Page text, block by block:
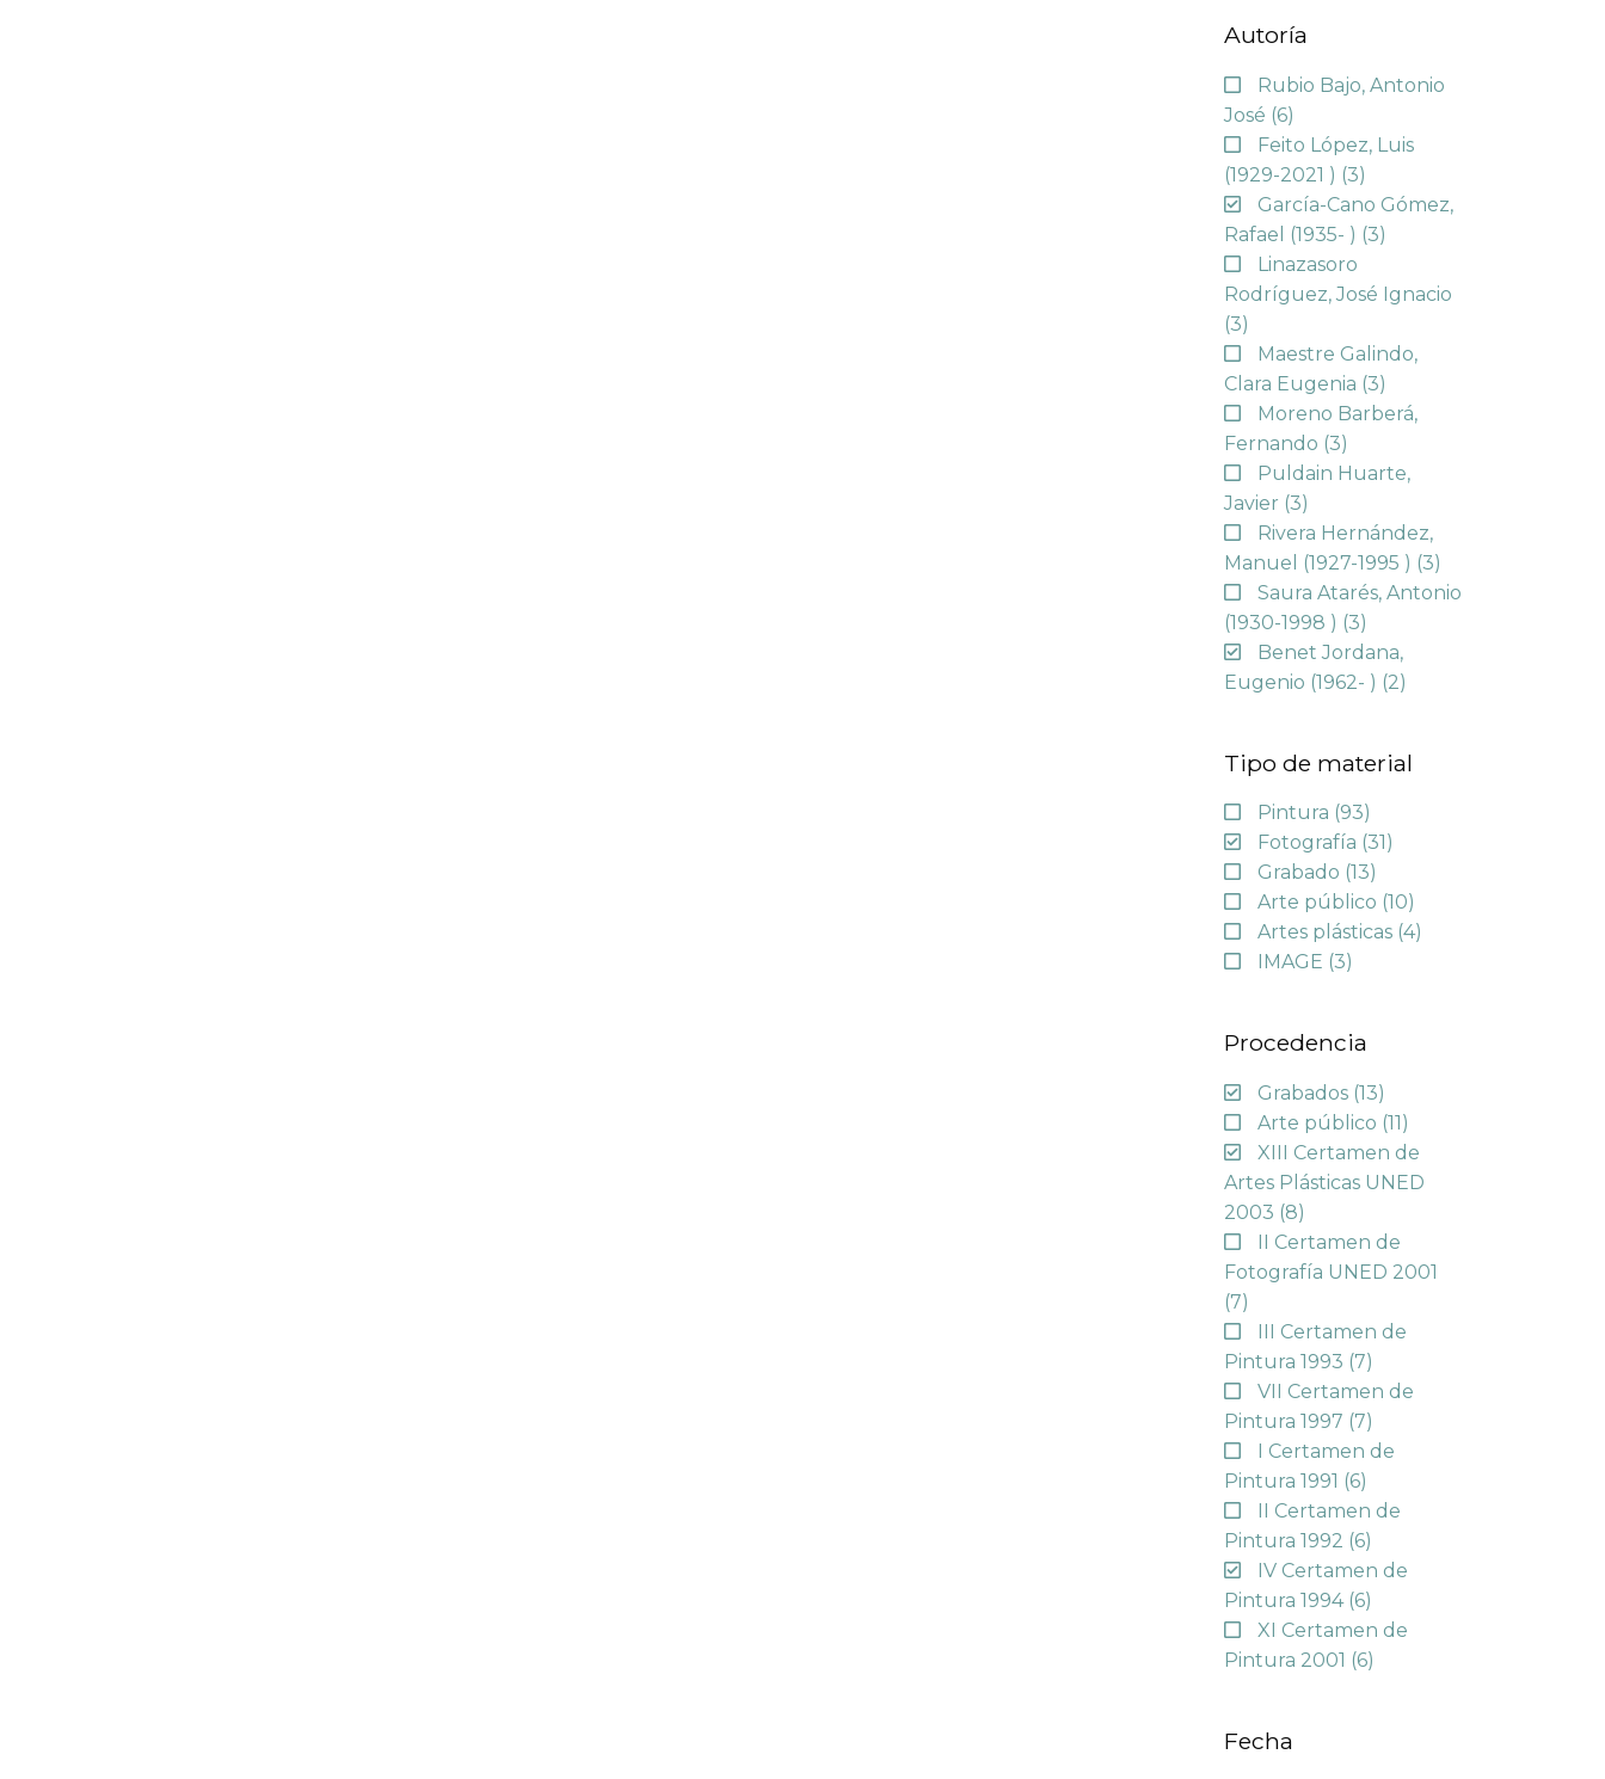
Autoría
Rubio Bajo, Antonio
José (6)
Feito López, Luis
(1929-2021 ) (3)
García-Cano Gómez,
Rafael (1935- ) (3)
Linazasoro
Rodríguez, José Ignacio
(3)
Maestre Galindo,
Clara Eugenia (3)
Moreno Barberá,
Fernando (3)
Puldain Huarte,
Javier (3)
Rivera Hernández,
Manuel (1927-1995 ) (3)
Saura Atarés, Antonio
(1930-1998 ) (3)
Benet Jordana,
Eugenio (1962- ) (2)
Tipo de material
Pintura (93)
Fotografía (31)
Grabado (13)
Arte público (10)
Artes plásticas (4)
IMAGE (3)
Procedencia
Grabados (13)
Arte público (11)
XIII Certamen de
Artes Plásticas UNED
2003 (8)
II Certamen de
Fotografía UNED 2001
(7)
III Certamen de
Pintura 1993 (7)
VII Certamen de
Pintura 1997 (7)
I Certamen de
Pintura 1991 (6)
II Certamen de
Pintura 1992 (6)
IV Certamen de
Pintura 1994 (6)
XI Certamen de
Pintura 2001 (6)
Fecha